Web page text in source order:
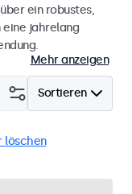
ein robustes,
eine jahrelang
Mehr anzeigen
Sortieren
löschen